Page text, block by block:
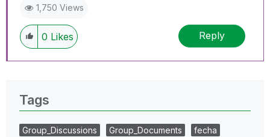
1,750 Views
0 Likes Reply
Tags
Group_Discussions Group_Documents
fecha